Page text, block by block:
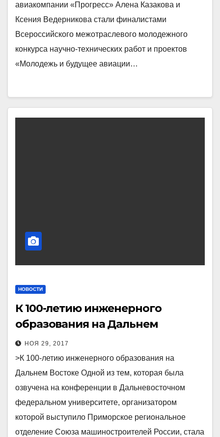
авиакомпании «Прогресс» Алена Казакова и
Ксения Ведерникова стали финалистами
Всероссийского межотраслевого молодежного
конкурса научно-технических работ и проектов
«Молодежь и будущее авиации…
НОВОСТИ
К 100-летию инженерного
образования на Дальнем
Востоке
НОЯ 29, 2017
>К 100-летию инженерного образования на
Дальнем Востоке Одной из тем, которая была
озвучена на конференции в Дальневосточном
федеральном университете, организатором
которой выступило Приморское региональное
отделение Союза машиностроителей России, стала